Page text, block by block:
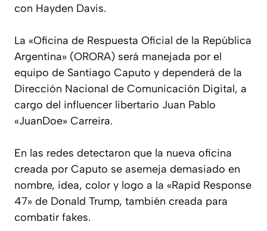
con Hayden Davis.
La «Oficina de Respuesta Oficial de la República
Argentina» (ORORA) será manejada por el
equipo de Santiago Caputo y dependerá de la
Dirección Nacional de Comunicación Digital, a
cargo del influencer libertario Juan Pablo
«JuanDoe» Carreira.
En las redes detectaron que la nueva oficina
creada por Caputo se asemeja demasiado en
nombre, idea, color y logo a la «Rapid Response
47» de Donald Trump, también creada para
combatir fakes.